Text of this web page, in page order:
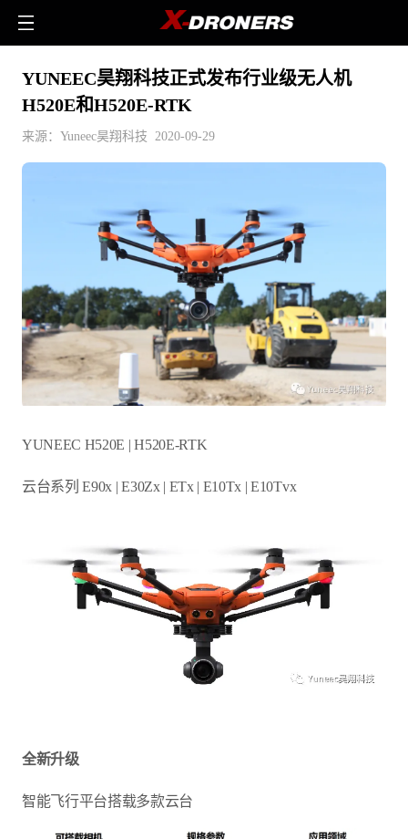
YUNEEC昊翔科技正式发布行业级无人机
H520E和H520E-RTK
来源：Yuneec昊翔科技 2020-09-29
YUNEEC H520E | H520E-RTK
云台系列 E90x | E30Zx | ETx | E10Tx | E10Tvx
全新升级
智能飞行平台搭载多款云台